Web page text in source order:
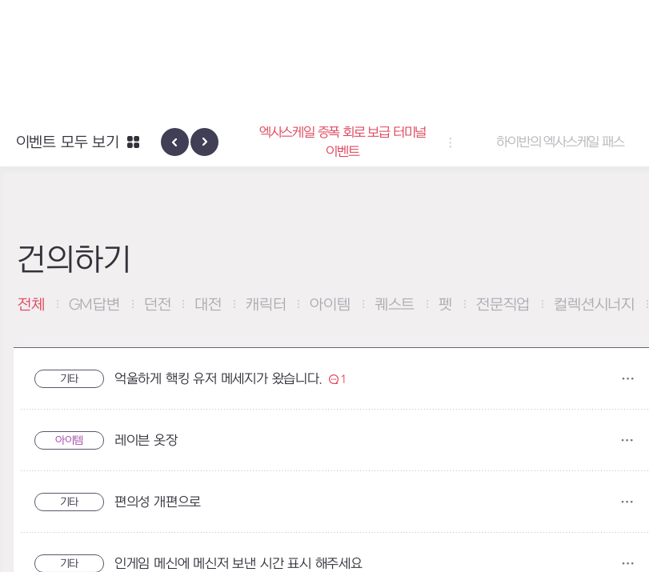
신규 지역 네블론
엑사스케일 증폭 회로 보급 터미널
이벤트
하이반의 엑사스케일 패스
이벤트 모두 보기
건의하기
전체 GM답변 던전 대전 캐릭터 아이템 퀘스트 펫 전문직업 컬렉션시너지
기타 억울하게 핵킹 유저 메세지가 왔습니다. 1
아이템 레이븐 옷장
기타 편의성 개편으로
기타 인게임 메신에 메신저 보낸 시간 표시 해주세요